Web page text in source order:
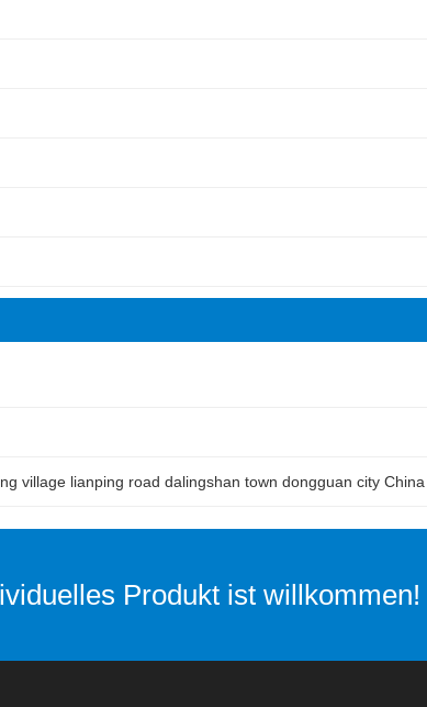
village lianping road dalingshan town dongguan city
Produkt ist willkommen!